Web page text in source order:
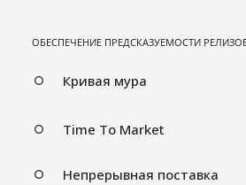
ОБЕСПЕЧЕНИЕ ПРЕДСКАЗУЕМОСТИ
Кривая мура
Time To Market
Непрерывная поставка